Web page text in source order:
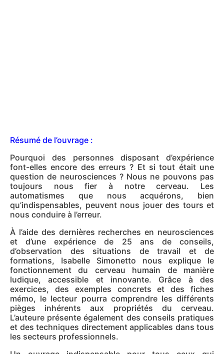
Résumé de l’ouvrage :
Pourquoi des personnes disposant d’expérience
font-elles encore des erreurs ? Et si tout était une
question de neurosciences ? Nous ne pouvons pas
toujours nous fier à notre cerveau. Les
automatismes que nous acquérons, bien
qu’indispensables, peuvent nous jouer des tours et
nous conduire à l’erreur.
À l’aide des dernières recherches en neurosciences
et d’une expérience de 25 ans de conseils,
d’observation des situations de travail et de
formations, Isabelle Simonetto nous explique le
fonctionnement du cerveau humain de manière
ludique, accessible et innovante. Grâce à des
exercices, des exemples concrets et des fiches
mémo, le lecteur pourra comprendre les différents
pièges inhérents aux propriétés du cerveau.
L’auteure présente également des conseils pratiques
et des techniques directement applicables dans tous
les secteurs professionnels.